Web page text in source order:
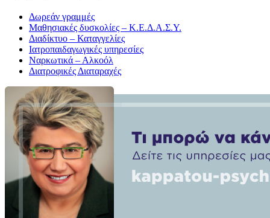
Δωρεάν γραμμές
Μαθησιακές δυσκολίες – Κ.Ε.Δ.Α.Σ.Υ.
Διαδίκτυο – Καταγγελίες
Ιατροπαιδαγωγικές υπηρεσίες
Ναρκωτικά – Αλκοόλ
Διατροφικές Διαταραχές